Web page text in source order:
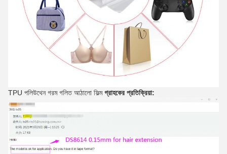
TPU পলিউথেন গরম গলিত আঠালো ফিল্মগ্রাহকের প্রতিক্রিয়া: